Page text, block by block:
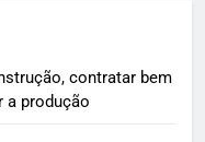
contratar bem
a produção